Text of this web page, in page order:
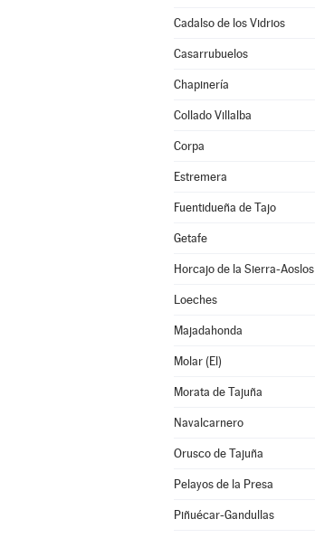
Cadalso de los Vidrios
Casarrubuelos
Chapinería
Collado Villalba
Corpa
Estremera
Fuentidueña de Tajo
Getafe
Horcajo de la Sierra-Aoslos
Loeches
Majadahonda
Molar (El)
Morata de Tajuña
Navalcarnero
Orusco de Tajuña
Pelayos de la Presa
Piñuécar-Gandullas